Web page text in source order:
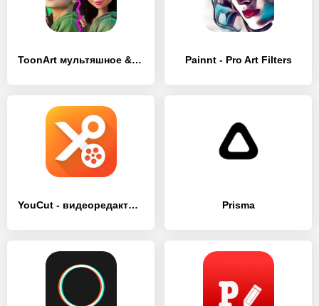
ToonArt мультяшное & арт фото Painnt - Pro Art Filters
YouCut - видеоредактор, монтаж Prisma